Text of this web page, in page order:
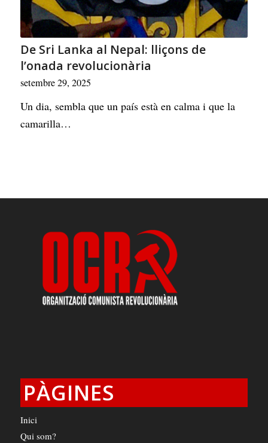
De Sri Lanka al Nepal: lliçons de
l’onada revolucionària
setembre 29, 2025
Un dia, sembla que un país està en calma i que la
camarilla…
PÀGINES
Inici
Qui som?